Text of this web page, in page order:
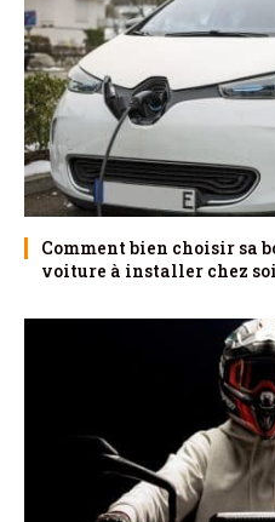
Comment bien choisir sa
voiture à installer chez